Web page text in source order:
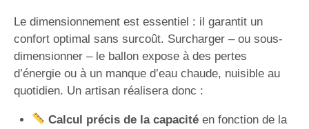
Le dimensionnement est essentiel : il garantit un
confort optimal sans surcoût. Surcharger – ou sous-
dimensionner – le ballon expose à des pertes
d’énergie ou à un manque d’eau chaude, nuisible au
quotidien. Un artisan réalisera donc :
Calcul précis de la capacitéen fonction de la